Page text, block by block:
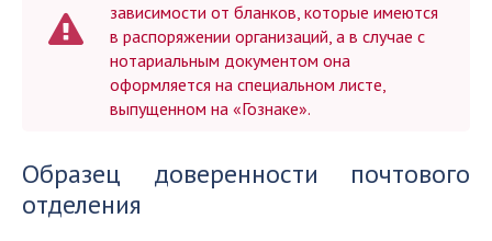
зависимости от бланков, которые имеются
в распоряжении организаций, а в случае с
нотариальным документом она
оформляется на специальном листе,
выпущенном на «Гознаке».
Образец доверенности почтового
отделения